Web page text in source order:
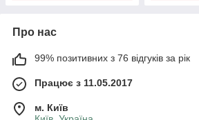
Про нас
99% позитивних з 76 відгуків за рік
Працює з 11.05.2017
м. Київ